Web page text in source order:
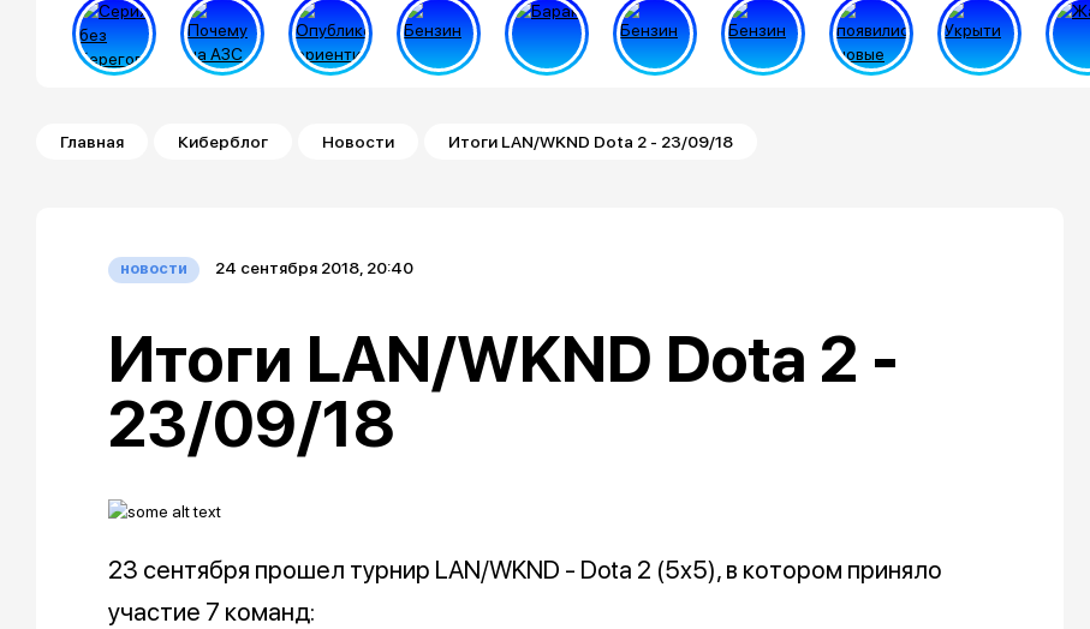
Строка навигации
Главная Киберблог Новости Итоги LAN/WKND Dota 2 - 23/09/18
новости 24 сентября 2018, 20:40
Итоги LAN/WKND Dota 2 -
23/09/18
23 сентября прошел турнир LAN/WKND - Dota 2 (5x5), в котором приняло
участие 7 команд: